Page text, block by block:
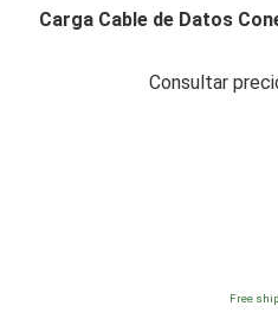
Carga Cable de Datos
Consultar
Free